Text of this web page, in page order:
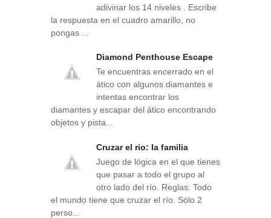
adivinar los 14 niveles . Escribe
la respuesta en el cuadro amarillo, no
pongas ...
Diamond Penthouse Escape
Te encuentras encerrado en el
ático con algunos diamantes e
intentas encontrar los
diamantes y escapar del ático encontrando
objetos y pista...
Cruzar el rio: la familia
Juego de lógica en el que tienes
que pasar a todo el grupo al
otro lado del río. Reglas: Todo
el mundo tiene que cruzar el río. Sólo 2
perso...